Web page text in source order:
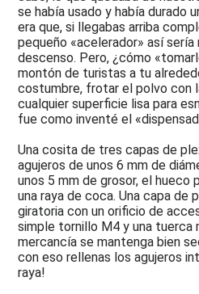
en
Hannover,
Dave
Stewart,
Eagles
2010
-
Taller
Madrid,
Tres
pasos
por
delante
2009
-
Bob
Dylan,
se había usado y había durado
era que, si llegabas arriba
pequeño «acelerador» así sería
descenso. Pero, ¿cómo
montón de turistas a tu
costumbre, frotar el polvo con
cualquier superficie lisa para
fue como inventé el
Una cosita de tres capas de
agujeros de unos 6 mm de
unos 5 mm de grosor, el
una raya de coca. Una capa de
giratoria con un orificio de
simple tornillo M4 y una tuerca
mercancía se mantenga bien
con eso rellenas los agujeros
raya!